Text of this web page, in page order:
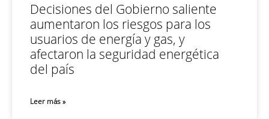
Decisiones del Gobierno saliente
aumentaron los riesgos para los
usuarios de energía y gas, y
afectaron la seguridad energética
del país
Leer más »